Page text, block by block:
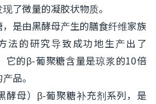
了微量的凝胶状物质。
是由黑酵母产生的膳食纤维家族
法的研究导致成功地生产出了
它的β-葡聚糖含量是琼浆的10倍
品。
酵母）β-葡聚糖补充剂系列，是